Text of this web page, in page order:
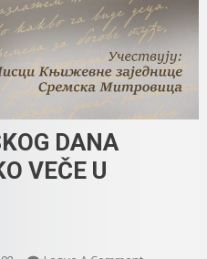
DANA
VEČE U